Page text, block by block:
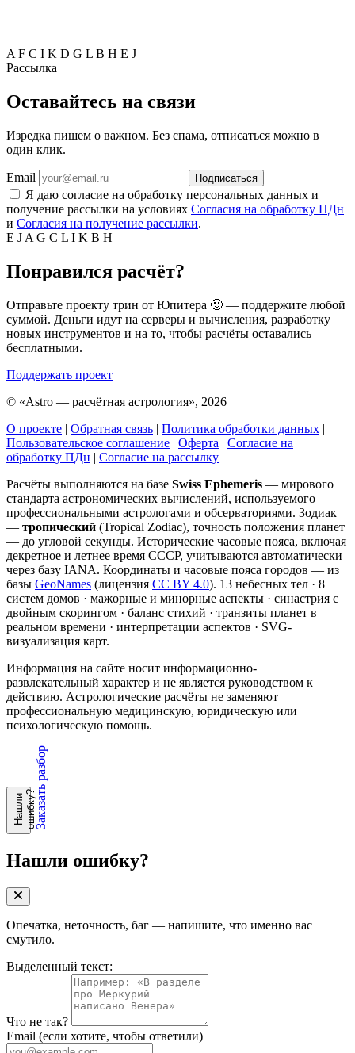
A F C I K D G L B H E J
Рассылка
Оставайтесь на связи
Изредка пишем о важном. Без спама, отписаться можно в
один клик.
Email Подписаться
Я даю согласие на обработку персональных данных и
получение рассылки на условиях Согласия на обработку ПДн
и Согласия на получение рассылки.
E J A G C L I K B H
Понравился расчёт?
Отправьте проекту трин от Юпитера 🙂 — поддержите любой
суммой. Деньги идут на серверы и вычисления, разработку
новых инструментов и на то, чтобы расчёты оставались
бесплатными.
Поддержать проект
© «Astro — расчётная астрология», 2026
О проекте | Обратная связь | Политика обработки данных |
Пользовательское соглашение | Оферта | Согласие на
обработку ПДн | Согласие на рассылку
Расчёты выполняются на базе Swiss Ephemeris — мирового
стандарта астрономических вычислений, используемого
профессиональными астрологами и обсерваториями. Зодиак
— тропический (Tropical Zodiac), точность положения планет
— до угловой секунды. Исторические часовые пояса, включая
декретное и летнее время СССР, учитываются автоматически
через базу IANA. Координаты и часовые пояса городов — из
базы GeoNames (лицензия CC BY 4.0). 13 небесных тел · 8
систем домов · мажорные и минорные аспекты · синастрия с
двойным скорингом · баланс стихий · транзиты планет в
реальном времени · интерпретации аспектов · SVG-
визуализация карт.
Информация на сайте носит информационно-
развлекательный характер и не является руководством к
действию. Астрологические расчёты не заменяют
профессиональную медицинскую, юридическую или
психологическую помощь.
Н
а
ш
л
и
о
ш
и
б
к
у?Заказать разбор
Нашли ошибку?
Опечатка, неточность, баг — напишите, что именно вас
смутило.
Выделенный текст:
Что не так?
Email (если хотите, чтобы ответили)